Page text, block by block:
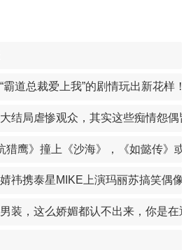
霸道总裁爱上我”的剧情玩出新花样！
结局虐惨观众，其实这些痴情怨偶
猎鹰》撞上《沙海》，《如懿传》或
祎携泰星MIKE上演玛丽苏搞笑偶像
装，这么娇媚都认不出来，你是在